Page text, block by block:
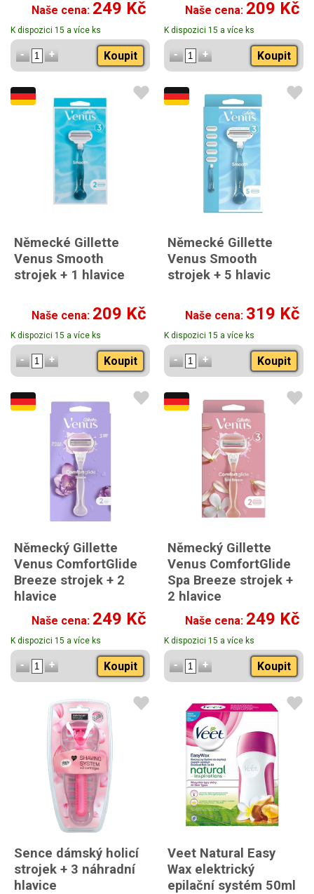
Naše cena: 249 Kč
K dispozici 15 a více ks
Koupit
Naše cena: 209 Kč
K dispozici 15 a více ks
Koupit
Německé Gillette
Venus Smooth
strojek + 1 hlavice
Naše cena: 209 Kč
K dispozici 15 a více ks
Koupit
Německé Gillette
Venus Smooth
strojek + 5 hlavic
Naše cena: 319 Kč
K dispozici 15 a více ks
Koupit
Německý Gillette
Venus ComfortGlide
Breeze strojek + 2
hlavice
Naše cena: 249 Kč
K dispozici 15 a více ks
Koupit
Německý Gillette
Venus ComfortGlide
Spa Breeze strojek +
2 hlavice
Naše cena: 249 Kč
K dispozici 15 a více ks
Koupit
Sence dámský holicí
strojek + 3 náhradní
hlavice
Veet Natural Easy
Wax elektrický
epilační systém 50ml